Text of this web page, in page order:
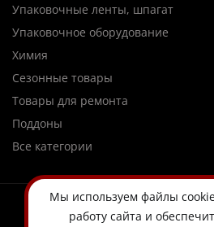
Упаковочные ленты, шпагат
Упаковочное оборудование
Химия
Сезонные товары
Товары для ремонта
Поддоны
Все категории
Мы используем файлы
работу сайта и